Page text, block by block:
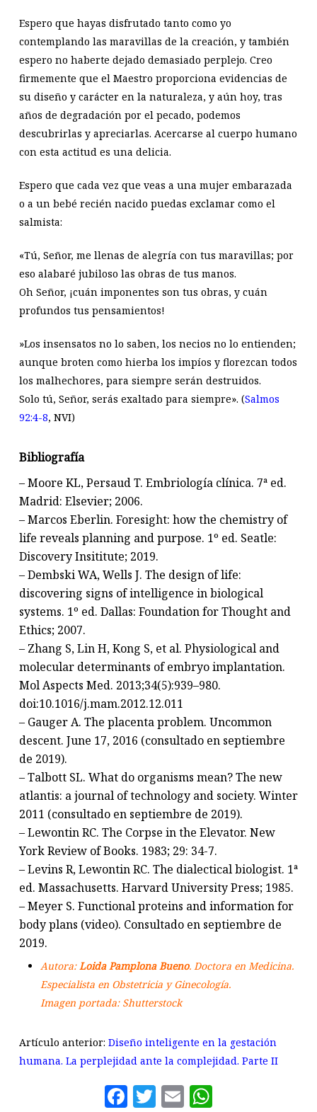
Espero que hayas disfrutado tanto como yo
contemplando las maravillas de la creación, y también
espero no haberte dejado demasiado perplejo. Creo
firmemente que el Maestro proporciona evidencias de
su diseño y carácter en la naturaleza, y aún hoy, tras
años de degradación por el pecado, podemos
descubrirlas y apreciarlas. Acercarse al cuerpo humano
con esta actitud es una delicia.
Espero que cada vez que veas a una mujer embarazada
o a un bebé recién nacido puedas exclamar como el
salmista:
«Tú, Señor, me llenas de alegría con tus maravillas; por
eso alabaré jubiloso las obras de tus manos.
Oh Señor, ¡cuán imponentes son tus obras, y cuán
profundos tus pensamientos!
»Los insensatos no lo saben, los necios no lo entienden;
aunque broten como hierba los impíos y florezcan todos
los malhechores, para siempre serán destruidos.
Solo tú, Señor, serás exaltado para siempre». (Salmos
92:4-8, NVI)
Bibliografía
– Moore KL, Persaud T. Embriología clínica. 7ª ed.
Madrid: Elsevier; 2006.
– Marcos Eberlin. Foresight: how the chemistry of
life reveals planning and purpose. 1º ed. Seatle:
Discovery Insititute; 2019.
– Dembski WA, Wells J. The design of life:
discovering signs of intelligence in biological
systems. 1º ed. Dallas: Foundation for Thought and
Ethics; 2007.
– Zhang S, Lin H, Kong S, et al. Physiological and
molecular determinants of embryo implantation.
Mol Aspects Med. 2013;34(5):939–980.
doi:10.1016/j.mam.2012.12.011
– Gauger A. The placenta problem. Uncommon
descent. June 17, 2016 (consultado en septiembre
de 2019).
– Talbott SL. What do organisms mean? The new
atlantis: a journal of technology and society. Winter
2011 (consultado en septiembre de 2019).
– Lewontin RC. The Corpse in the Elevator. New
York Review of Books. 1983; 29: 34-7.
– Levins R, Lewontin RC. The dialectical biologist. 1ª
ed. Massachusetts. Harvard University Press; 1985.
– Meyer S. Functional proteins and information for
body plans (video). Consultado en septiembre de
2019.
Autora: Loida Pamplona Bueno. Doctora en Medicina.
Especialista en Obstetricia y Ginecología.
Imagen portada: Shutterstock
Artículo anterior: Diseño inteligente en la gestación
humana. La perplejidad ante la complejidad. Parte II
Facebook
Twitter
Email